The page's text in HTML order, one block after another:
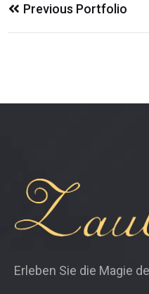
Previous Portfolio
Erleben Sie die Magie